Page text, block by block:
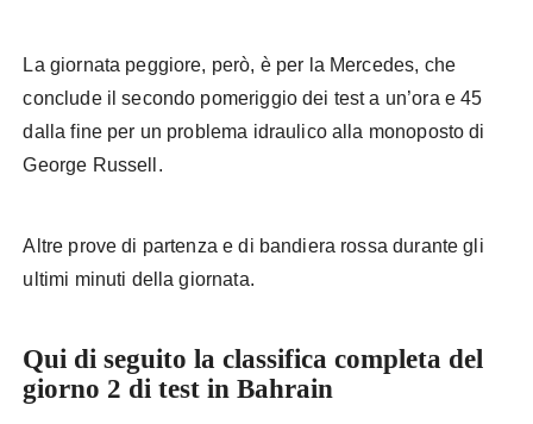
La giornata peggiore, però, è per la Mercedes, che
conclude il secondo pomeriggio dei test a un’ora e 45
dalla fine per un problema idraulico alla monoposto di
George Russell.
Altre prove di partenza e di bandiera rossa durante gli
ultimi minuti della giornata.
Qui di seguito la classifica completa del
giorno 2 di test in Bahrain